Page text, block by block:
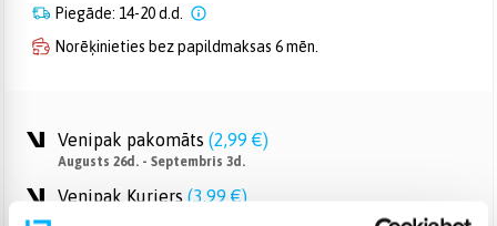
Piegāde: 14-20 d.d.
Norēķinieties bez papildmaksas 6 mēn.
Venipak pakomāts (2,99 €)
Augusts 26d. - Septembris 3d.
Venipak Kurjers (3,99 €)